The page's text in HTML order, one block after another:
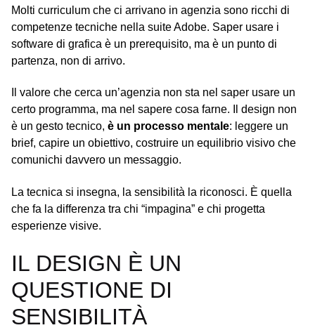
Molti curriculum che ci arrivano in agenzia sono ricchi di
competenze tecniche nella suite Adobe. Saper usare i
software di grafica è un prerequisito, ma è un punto di
partenza, non di arrivo.
Il valore che cerca un’agenzia non sta nel saper usare un
certo programma, ma nel sapere cosa farne. Il design non
è un gesto tecnico, è un processo mentale: leggere un
brief, capire un obiettivo, costruire un equilibrio visivo che
comunichi davvero un messaggio.
La tecnica si insegna, la sensibilità la riconosci. È quella
che fa la differenza tra chi “impagina” e chi progetta
esperienze visive.
IL DESIGN È UN
QUESTIONE DI
SENSIBILITÀ